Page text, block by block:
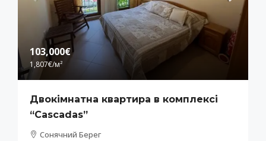
103,000€
1,807€/м²
Двокімнатна квартира в комплексі
“Cascadas”
Сонячний Берег